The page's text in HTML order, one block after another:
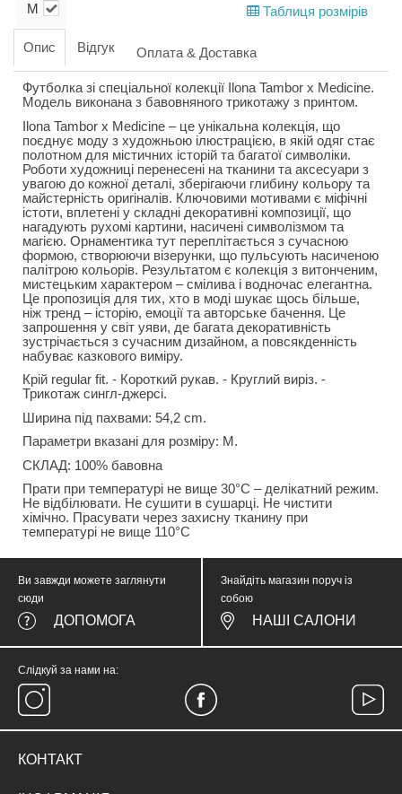
M Таблиця розмірів
Опис Відгук Оплата & Доставка
Футболка зі спеціальної колекції Ilona Tambor x Medicine.
Модель виконана з бавовняного трикотажу з принтом.
Ilona Tambor x Medicine – це унікальна колекція, що
поєднує моду з художньою ілюстрацією, в якій одяг стає
полотном для містичних історій та багатої символіки.
Роботи художниці перенесені на тканини та аксесуари з
увагою до кожної деталі, зберігаючи глибину кольору та
майстерність оригіналів. Ключовими мотивами є міфічні
істоти, вплетені у складні декоративні композиції, що
нагадують рухомі картини, насичені символізмом та
магією. Орнаментика тут переплітається з сучасною
формою, створюючи візерунки, що пульсують насиченою
палітрою кольорів. Результатом є колекція з витонченим,
мистецьким характером – смілива і водночас елегантна.
Це пропозиція для тих, хто в моді шукає щось більше,
ніж тренд – історію, емоції та авторське бачення. Це
запрошення у світ уяви, де багата декоративність
зустрічається з сучасним дизайном, а повсякденність
набуває казкового виміру.
Крій regular fit. - Короткий рукав. - Круглий виріз. -
Трикотаж сингл-джерсі.
Ширина під пахвами: 54,2 cm.
Параметри вказані для розміру: М.
СКЛАД: 100% бавовна
Прати при температурі не вище 30°C – делікатний режим.
Не відбілювати. Не сушити в сушарці. Не чистити
хімічно. Прасувати через захисну тканину при
температурі не вище 110°C
Ви завжди можете заглянути
сюди
ДОПОМОГА
Знайдіть магазин поруч із
собою
НАШІ САЛОНИ
Слідкуй за нами на:
КОНТАКТ